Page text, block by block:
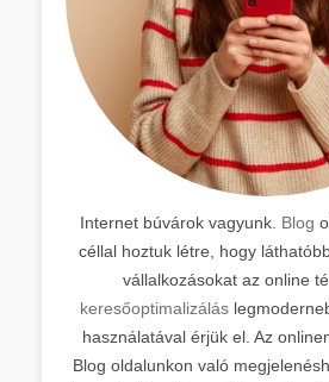
Internet búvárok vagyunk. Blog
céllal hoztuk létre, hogy
vállalkozásokat az online
keresőoptimalizálás
használatával érjük el. Az
Blog oldalunkon való